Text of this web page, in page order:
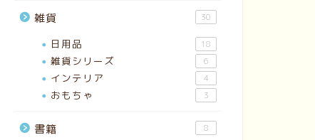
雑貨 30
日用品 18
雑貨シリーズ 6
インテリア 4
おもちゃ 3
書籍 8